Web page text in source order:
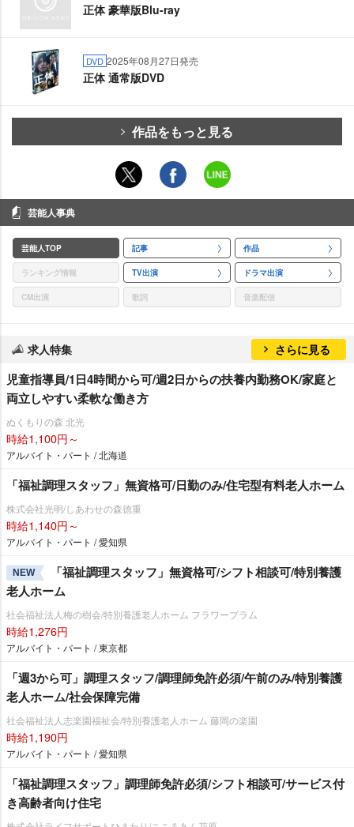
正体 豪華版Blu-ray
DVD 2025年08月27日発売
正体 通常版DVD
作品をもっと見る
芸能人事典
芸能人TOP 記事 作品
ランキング情報 TV出演 ドラマ出演
CM出演 歌詞 音楽配信
求人特集 さらに見る
児童指導員/1日4時間から可/週2日からの扶養内勤務OK/家庭と
両立しやすい柔軟な働き方
ぬくもりの森 北光
時給1,100円～
アルバイト・パート / 北海道
「福祉調理スタッフ」無資格可/日勤のみ/住宅型有料老人ホーム
株式会社光明/しあわせの森徳重
時給1,140円～
アルバイト・パート / 愛知県
NEW
「福祉調理スタッフ」無資格可/シフト相談可/特別養護
老人ホーム
社会福祉法人梅の樹会/特別養護老人ホーム フラワープラム
時給1,276円
アルバイト・パート / 東京都
「週3から可」調理スタッフ/調理師免許必須/午前のみ/特別養護
老人ホーム/社会保障完備
社会福祉法人志楽園福祉会/特別養護老人ホーム 藤岡の楽園
時給1,190円
アルバイト・パート / 愛知県
「福祉調理スタッフ」調理師免許必須/シフト相談可/サービス付
き高齢者向け住宅